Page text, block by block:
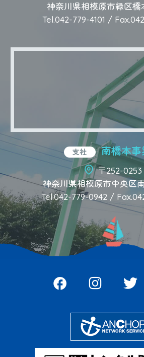
神奈川県相模原市緑区橋
Tel.042-779-4101 /
支社 南橋本事
〒252-0253
神奈川県相模原市中央区
Tel.042-779-0942 /